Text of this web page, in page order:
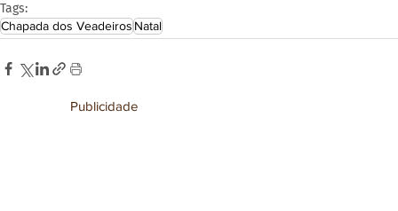
Tags:
Chapada dos Veadeiros Natal
Publicidade